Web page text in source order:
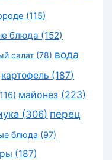
(115)
блюда (152)
салат (78) вода
картофель (187)
майонез (223)
(306) перец
блюда (97)
(187)